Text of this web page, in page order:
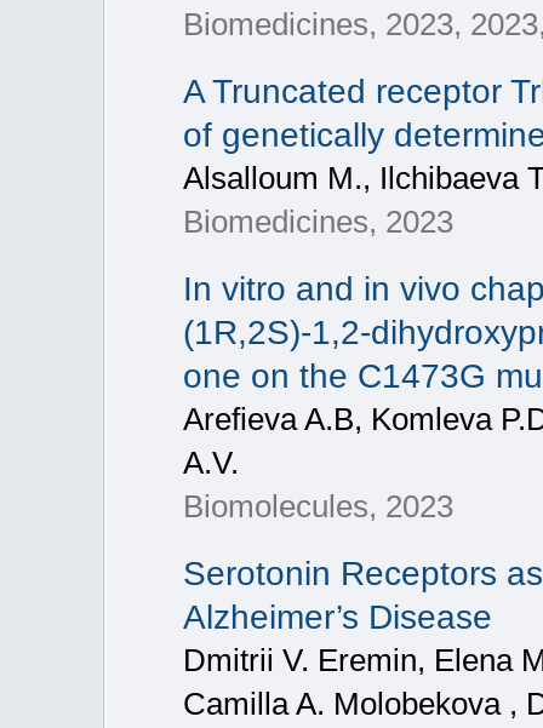
Biomedicines, 2023,
A Truncated receptor
of genetically
Alsalloum M., Ilchibaeva
Biomedicines, 2023
In vitro and in vivo
(1R,2S)-1,2-
one on the C1473G
Arefieva A.B, Komleva
A.V.
Biomolecules, 2023
Serotonin Receptors
Alzheimer’s Disease
Dmitrii V. Eremin, Elena
Camilla A. Molobekova ,